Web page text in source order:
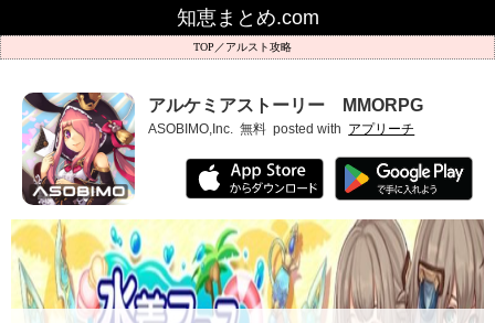
知恵まとめ.com
アルスト攻略
アルケミアストーリー MMORPG
ASOBIMO,Inc. 無料 posted with アプリーチ